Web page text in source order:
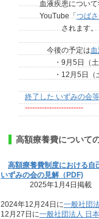
血液疾患について
YouTube「つば
されます。
今後の予定は
・9月5日（土）
・12月5日（土）
終了した いずみの会
------------------------
高額療養費について
高額療養費制度における自
いずみの会の見解（PDF)
2025年1月4日掲載
2024年12月24日に一般社団
12月27日に一般社団法人 日